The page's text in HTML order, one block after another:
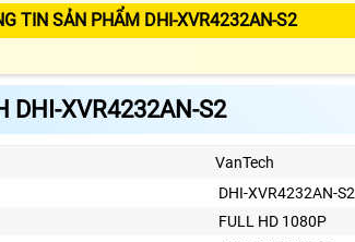
TIN SẢN PHẨM DHI-XVR4232AN-S2
DHI-XVR4232AN-S2
VanTech
DHI-XVR4232AN-S2
FULL HD 1080P